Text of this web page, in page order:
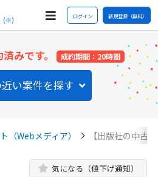
(※) ログイン 新規登録（無料）
済みです。 成約期間：20時間
い案件を探す
（Webメディア） 【出版社の中古
気になる（値下げ通知）